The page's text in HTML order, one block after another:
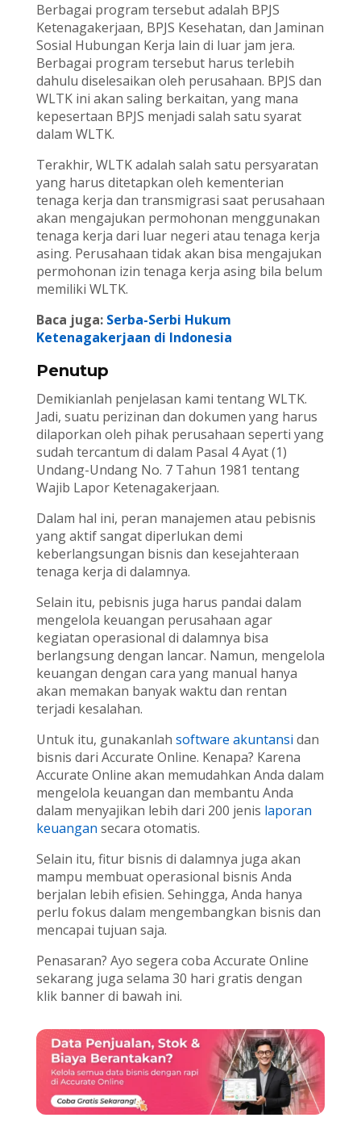
Berbagai program tersebut adalah BPJS
Ketenagakerjaan, BPJS Kesehatan, dan Jaminan
Sosial Hubungan Kerja lain di luar jam jera.
Berbagai program tersebut harus terlebih
dahulu diselesaikan oleh perusahaan. BPJS dan
WLTK ini akan saling berkaitan, yang mana
kepesertaan BPJS menjadi salah satu syarat
dalam WLTK.
Terakhir, WLTK adalah salah satu persyaratan
yang harus ditetapkan oleh kementerian
tenaga kerja dan transmigrasi saat perusahaan
akan mengajukan permohonan menggunakan
tenaga kerja dari luar negeri atau tenaga kerja
asing. Perusahaan tidak akan bisa mengajukan
permohonan izin tenaga kerja asing bila belum
memiliki WLTK.
Baca juga: Serba-Serbi Hukum
Ketenagakerjaan di Indonesia
Penutup
Demikianlah penjelasan kami tentang WLTK.
Jadi, suatu perizinan dan dokumen yang harus
dilaporkan oleh pihak perusahaan seperti yang
sudah tercantum di dalam Pasal 4 Ayat (1)
Undang-Undang No. 7 Tahun 1981 tentang
Wajib Lapor Ketenagakerjaan.
Dalam hal ini, peran manajemen atau pebisnis
yang aktif sangat diperlukan demi
keberlangsungan bisnis dan kesejahteraan
tenaga kerja di dalamnya.
Selain itu, pebisnis juga harus pandai dalam
mengelola keuangan perusahaan agar
kegiatan operasional di dalamnya bisa
berlangsung dengan lancar. Namun, mengelola
keuangan dengan cara yang manual hanya
akan memakan banyak waktu dan rentan
terjadi kesalahan.
Untuk itu, gunakanlah software akuntansi dan
bisnis dari Accurate Online. Kenapa? Karena
Accurate Online akan memudahkan Anda dalam
mengelola keuangan dan membantu Anda
dalam menyajikan lebih dari 200 jenis laporan
keuangan secara otomatis.
Selain itu, fitur bisnis di dalamnya juga akan
mampu membuat operasional bisnis Anda
berjalan lebih efisien. Sehingga, Anda hanya
perlu fokus dalam mengembangkan bisnis dan
mencapai tujuan saja.
Penasaran? Ayo segera coba Accurate Online
sekarang juga selama 30 hari gratis dengan
klik banner di bawah ini.